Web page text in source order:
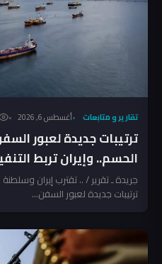
تقارير و متابعات أغسطس 6, 2026
ترتيبات جديدة لعبور
الحسم.. وإيران تربط
أميركي
جريدة ـ تقرير / .. تقترب إيران
ترتيبات جديدة لعبور السفن...